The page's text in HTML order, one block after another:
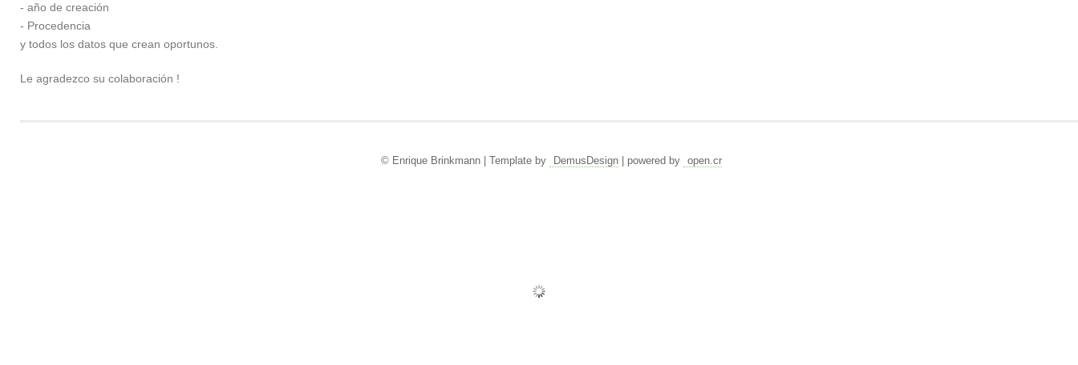
- año de creación
- Procedencia
y todos los datos que crean oportunos.
Le agradezco su colaboración !
© Enrique Brinkmann | Template by DemusDesign| powered by open.cr